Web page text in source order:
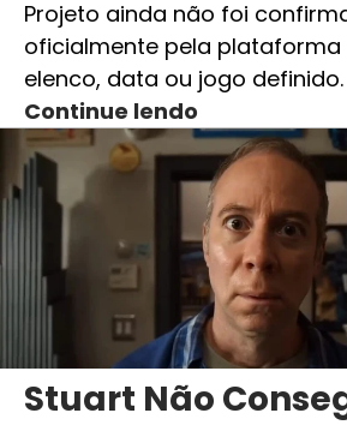
Projeto ainda não foi
oficialmente pela plataforma
elenco, data ou jogo definido.
Continue lendo
Stuart Não